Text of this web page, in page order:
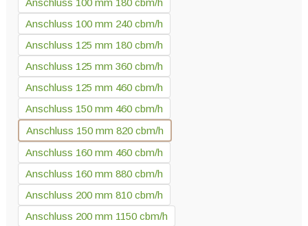
Gartengeräte
Sonstiges
Anschluss 100 mm 240 cbm/h
Anschluss 125 mm 180 cbm/h
Anschluss 125 mm 360 cbm/h
Anschluss 125 mm 460 cbm/h
Anschluss 150 mm 460 cbm/h
Anschluss 150 mm 820 cbm/h
Anschluss 160 mm 460 cbm/h
Anschluss 160 mm 880 cbm/h
Anschluss 200 mm 810 cbm/h
Anschluss 200 mm 1150 cbm/h